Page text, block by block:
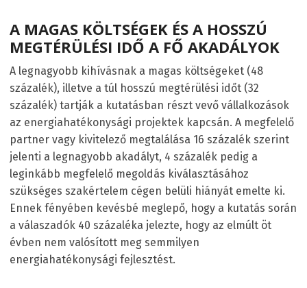
A MAGAS KÖLTSÉGEK ÉS A HOSSZÚ
MEGTÉRÜLÉSI IDŐ A FŐ AKADÁLYOK
A legnagyobb kihívásnak a magas költségeket (48
százalék), illetve a túl hosszú megtérülési időt (32
százalék) tartják a kutatásban részt vevő vállalkozások
az energiahatékonysági projektek kapcsán. A megfelelő
partner vagy kivitelező megtalálása 16 százalék szerint
jelenti a legnagyobb akadályt, 4 százalék pedig a
leginkább megfelelő megoldás kiválasztásához
szükséges szakértelem cégen belüli hiányát emelte ki.
Ennek fényében kevésbé meglepő, hogy a kutatás során
a válaszadók 40 százaléka jelezte, hogy az elmúlt öt
évben nem valósított meg semmilyen
energiahatékonysági fejlesztést.